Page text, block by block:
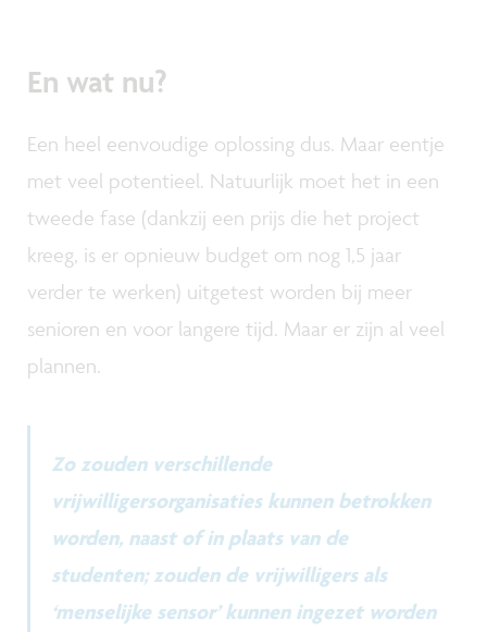
En wat nu?
Een heel eenvoudige oplossing dus. Maar eentje
met veel potentieel. Natuurlijk moet het in een
tweede fase (dankzij een prijs die het project
kreeg, is er opnieuw budget om nog 1,5 jaar
verder te werken) uitgetest worden bij meer
senioren en voor langere tijd. Maar er zijn al veel
plannen.
Zo zouden verschillende
vrijwilligersorganisaties kunnen betrokken
worden, naast of in plaats van de
studenten; zouden de vrijwilligers als
‘menselijke sensor’ kunnen ingezet worden